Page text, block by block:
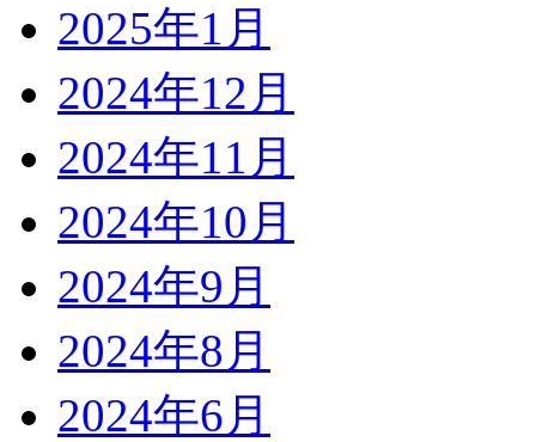
2025年1月
2024年12月
2024年11月
2024年10月
2024年9月
2024年8月
2024年6月